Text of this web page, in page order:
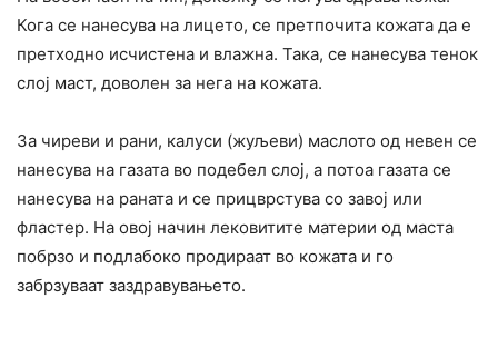
Кога се нанесува на лицето, се претпочита кожата да е
претходно исчистена и влажна. Така, се нанесува тенок
слој маст, доволен за нега на кожата.
За чиpeви и paни, калуси (жуљеви) маслото од невен се
нанесува на газата во подебел слој, а потоа газата се
нанесува на paната и се прицврстува со завој или
фластер. На овој начин лековитите материи од маста
побрзо и подлабоко продираат во кожата и го
забрзуваат заздравувањето.